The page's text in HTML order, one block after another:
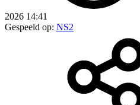
2026 14:41
Gespeeld op: NS2